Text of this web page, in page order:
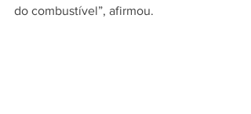
do combustível”, afirmou.